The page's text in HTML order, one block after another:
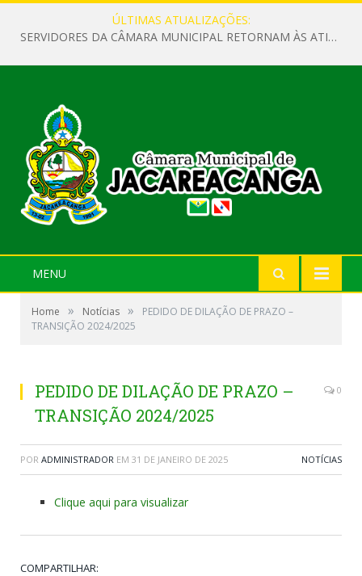
ÚLTIMAS ATUALIZAÇÕES:
SERVIDORES DA CÂMARA MUNICIPAL RETORNAM ÀS ATIVIDADES APÓS O RECESSO PARLAMENTAR
MENU
Home » Notícias »
PEDIDO DE DILAÇÃO DE PRAZO –
TRANSIÇÃO 2024/2025
PEDIDO DE DILAÇÃO DE PRAZO –
TRANSIÇÃO 2024/2025
0
POR ADMINISTRADOR EM 31 DE JANEIRO DE 2025 NOTÍCIAS
Clique aqui para visualizar
COMPARTILHAR: